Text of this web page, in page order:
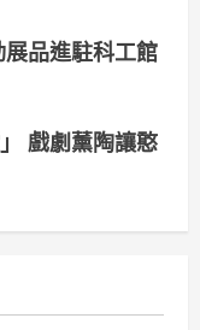
品進駐科工館
戲劇薰陶讓憨